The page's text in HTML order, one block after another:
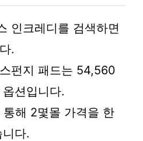
인크레디를 검색하면
.
펀지 패드는 54,560
션입니다.
해 2몇몰 가격을 한
다.